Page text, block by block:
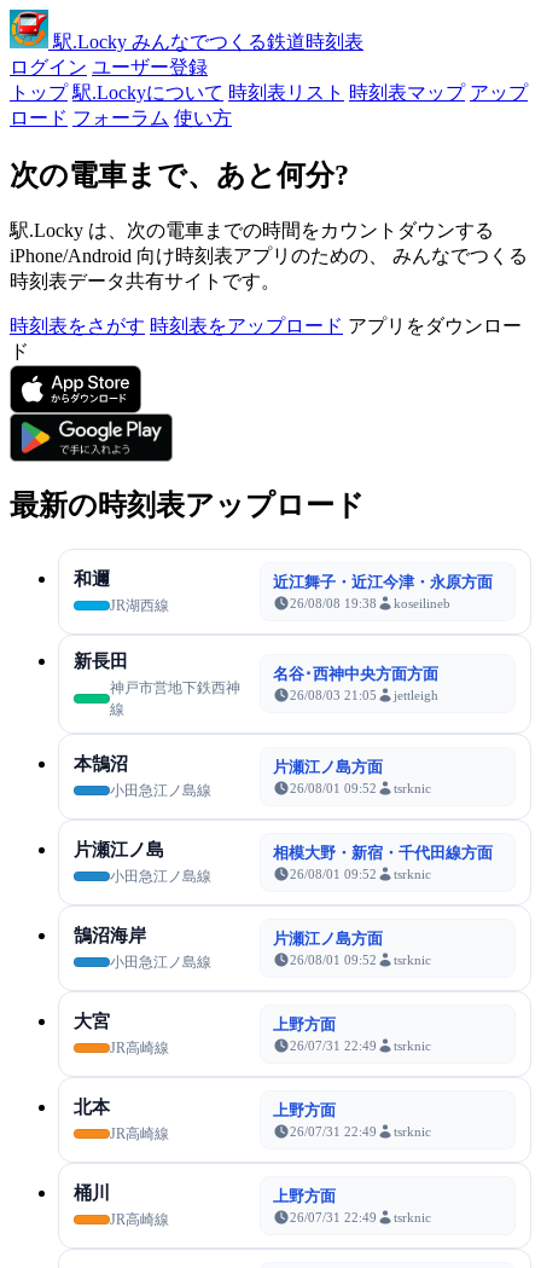
駅.Locky みんなでつくる鉄道時刻表
ログイン ユーザー登録
トップ 駅.Lockyについて 時刻表リスト 時刻表マップ アップ
ロード フォーラム 使い方
次の電車まで、あと何分?
駅.Locky は、次の電車までの時間をカウントダウンする
iPhone/Android 向け時刻表アプリのための、 みんなでつくる
時刻表データ共有サイトです。
時刻表をさがす 時刻表をアップロード アプリをダウンロー
ド
最新の時刻表アップロード
和邇
JR湖西線
近江舞子・近江今津・永原方面
26/08/08 19:38 koseilineb
新長田
神戸市営地下鉄西神
線
名谷･西神中央方面方面
26/08/03 21:05 jettleigh
本鵠沼
小田急江ノ島線
片瀬江ノ島方面
26/08/01 09:52 tsrknic
片瀬江ノ島
小田急江ノ島線
相模大野・新宿・千代田線方面
26/08/01 09:52 tsrknic
鵠沼海岸
小田急江ノ島線
片瀬江ノ島方面
26/08/01 09:52 tsrknic
大宮
JR高崎線
上野方面
26/07/31 22:49 tsrknic
北本
JR高崎線
上野方面
26/07/31 22:49 tsrknic
桶川
JR高崎線
上野方面
26/07/31 22:49 tsrknic